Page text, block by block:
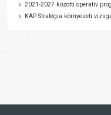
2021-2027 közötti operatív
KAP Stratégia környezeti